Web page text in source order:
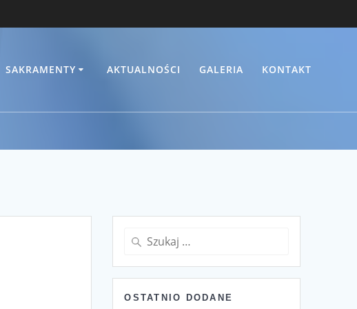
SAKRAMENTY AKTUALNOŚCI GALERIA KONTAKT
Szukaj:
OSTATNIO DODANE